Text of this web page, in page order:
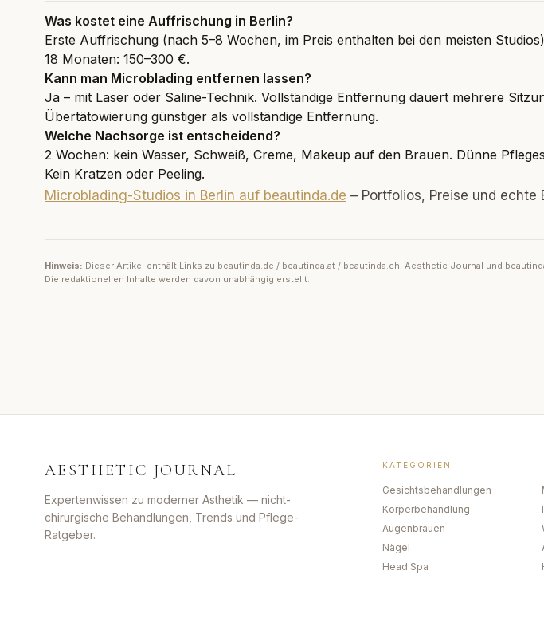
Was kostet eine Auffrischung in Berlin?
Erste Auffrischung (nach 5–8 Wochen, im Preis enthalten bei den meisten
18 Monaten: 150–300 €.
Kann man Microblading entfernen lassen?
Ja – mit Laser oder Saline-Technik. Vollständige Entfernung dauert mehrere
Übertätowierung günstiger als vollständige Entfernung.
Welche Nachsorge ist entscheidend?
2 Wochen: kein Wasser, Schweiß, Creme, Makeup auf den Brauen. Dünne
Kein Kratzen oder Peeling.
Microblading-Studios in Berlin auf beautinda.de – Portfolios, Preise und echte
Hinweis: Dieser Artikel enthält Links zu beautinda.de / beautinda.at / beautinda.ch. Aesthetic Journal und
Die redaktionellen Inhalte werden davon unabhängig erstellt.
AESTHETIC JOURNAL
Expertenwissen zu moderner Ästhetik — nicht-
chirurgische Behandlungen, Trends und Pflege-
Ratgeber.
KATEGORIEN
Gesichtsbehandlungen
Körperbehandlung
Augenbrauen
Nägel
Head Spa